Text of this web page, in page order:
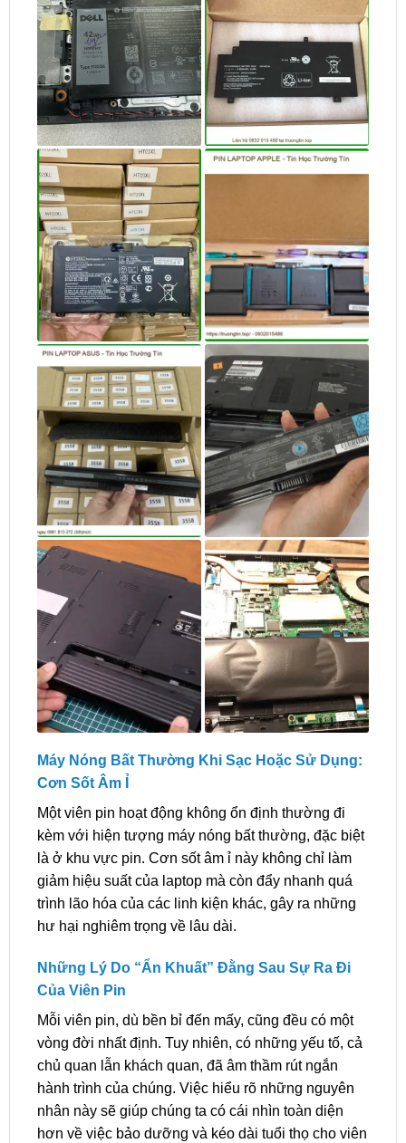
Máy Nóng Bất Thường Khi Sạc Hoặc Sử Dụng:
Cơn Sốt Âm Ỉ
Một viên pin hoạt động không ổn định thường đi
kèm với hiện tượng máy nóng bất thường, đặc biệt
là ở khu vực pin. Cơn sốt âm ỉ này không chỉ làm
giảm hiệu suất của laptop mà còn đẩy nhanh quá
trình lão hóa của các linh kiện khác, gây ra những
hư hại nghiêm trọng về lâu dài.
Những Lý Do “Ẩn Khuất” Đằng Sau Sự Ra Đi
Của Viên Pin
Mỗi viên pin, dù bền bỉ đến mấy, cũng đều có một
vòng đời nhất định. Tuy nhiên, có những yếu tố, cả
chủ quan lẫn khách quan, đã âm thầm rút ngắn
hành trình của chúng. Việc hiểu rõ những nguyên
nhân này sẽ giúp chúng ta có cái nhìn toàn diện
hơn về việc bảo dưỡng và kéo dài tuổi thọ cho viên